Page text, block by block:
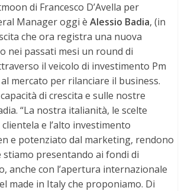
di Francesco D’Avella per
Manager oggi è Alessio Badia, (in
che ora registra una nuova
nei passati mesi un round di
il veicolo di investimento Pm
mercato per rilanciare il business.
di crescita e sulle nostre
“La nostra italianità, le scelte
e l’alto investimento
e potenziato dal marketing, rendono
stiamo presentando ai fondi di
anche con l’apertura internazionale
made in Italy che proponiamo. Di